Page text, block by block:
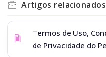
Artigos relacionados
Termos de Uso,
de Privacidade do